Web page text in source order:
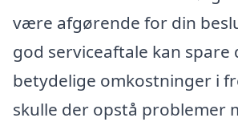
være afgørende for din
god serviceaftale kan spare
betydelige omkostninger i
skulle der opstå problemer